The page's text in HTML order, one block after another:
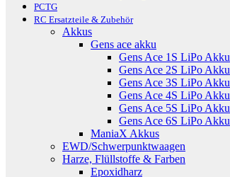
PCTG
RC Ersatzteile & Zubehör
Akkus
Gens ace akku
Gens Ace 1S LiPo Akku
Gens Ace 2S LiPo Akku
Gens Ace 3S LiPo Akku
Gens Ace 4S LiPo Akku
Gens Ace 5S LiPo Akku
Gens Ace 6S LiPo Akku
ManiaX Akkus
EWD/Schwerpunktwaagen
Harze, Flüllstoffe & Farben
Epoxidharz